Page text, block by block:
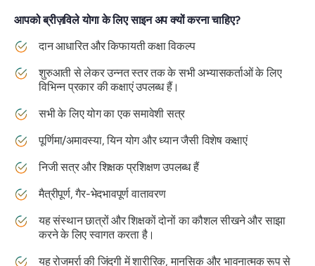
आपको ब्रीज़विले योगा के लिए साइन अप क्यों करना चाहिए?
दान आधारित और किफायती कक्षा विकल्प
शुरुआती से लेकर उन्नत स्तर तक के सभी अभ्यासकर्ताओं के लिए
विभिन्न प्रकार की कक्षाएं उपलब्ध हैं।
सभी के लिए योग का एक समावेशी सत्र
पूर्णिमा/अमावस्या, यिन योग और ध्यान जैसी विशेष कक्षाएं
निजी सत्र और शिक्षक प्रशिक्षण उपलब्ध हैं
मैत्रीपूर्ण, गैर-भेदभावपूर्ण वातावरण
यह संस्थान छात्रों और शिक्षकों दोनों का कौशल सीखने और साझा
करने के लिए स्वागत करता है।
यह रोजमर्रा की जिंदगी में शारीरिक, मानसिक और भावनात्मक रूप से